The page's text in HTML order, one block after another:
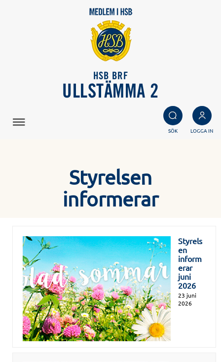
HSB BRF
ULLSTÄMMA 2
SÖK LOGGA IN
Styrelsen
informerar
Styrels
en
inform
erar
juni
2026
23 juni
2026